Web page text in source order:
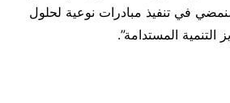
سنمضي في تنفيذ مبادرات نوعية لحلول
التنمية المستدامة”.